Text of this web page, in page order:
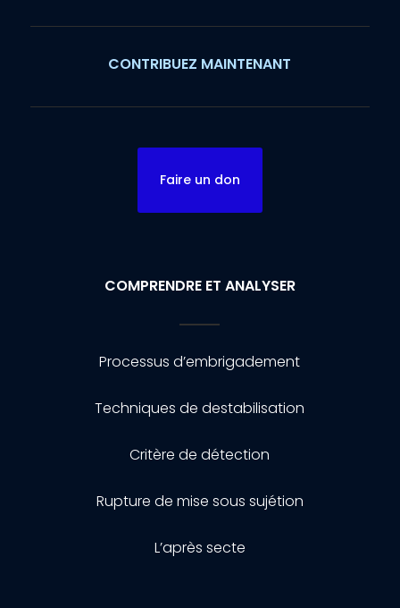
CONTRIBUEZ MAINTENANT
Faire un don
COMPRENDRE ET ANALYSER
Processus d’embrigadement
Techniques de destabilisation
Critère de détection
Rupture de mise sous sujétion
L’après secte